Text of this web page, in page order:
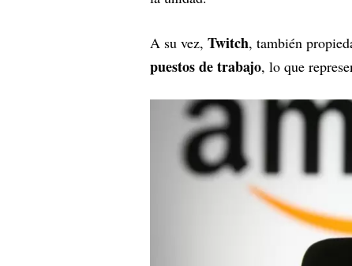
A su vez, Twitch, también
puestos de trabajo, lo que